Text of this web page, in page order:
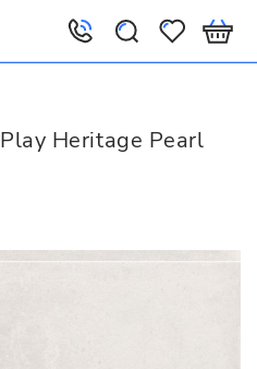
Heritage Pearl